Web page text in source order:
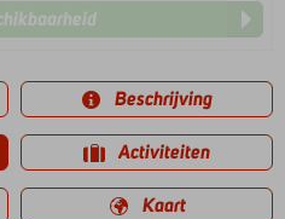
Beschrijving
Activiteiten
Kaart